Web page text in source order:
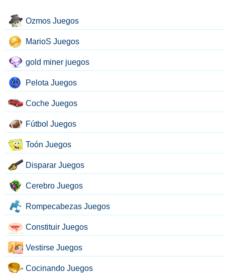
Ozmos Juegos
MarioS Juegos
gold miner juegos
Pelota Juegos
Coche Juegos
Fútbol Juegos
Toón Juegos
Disparar Juegos
Cerebro Juegos
Rompecabezas Juegos
Constituir Juegos
Vestirse Juegos
Cocinando Juegos